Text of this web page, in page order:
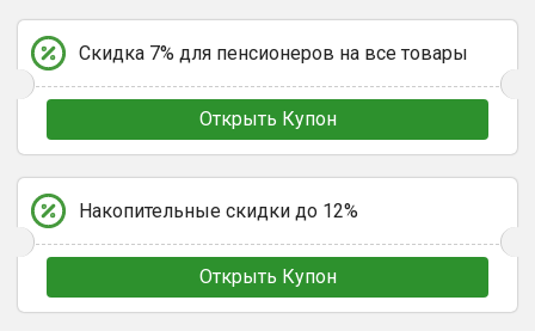
Скидка 7% для пенсионеров на все товары
Открыть Купон
Накопительные скидки до 12%
Открыть Купон